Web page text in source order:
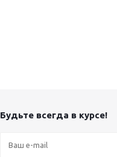
Будьте всегда в курсе!